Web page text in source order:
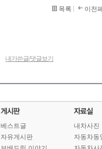
목록 이전
내가쓴글/댓글보기
베스트글
자유게시판
내차사진
자동차동